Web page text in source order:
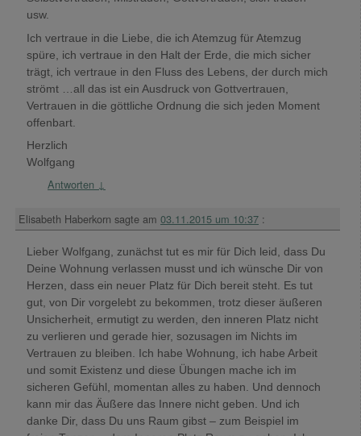
usw.
Ich vertraue in die Liebe, die ich Atemzug für Atemzug
spüre, ich vertraue in den Halt der Erde, die mich sicher
trägt, ich vertraue in den Fluss des Lebens, der durch mich
strömt …all das ist ein Ausdruck von Gottvertrauen,
Vertrauen in die göttliche Ordnung die sich jeden Moment
offenbart.
Herzlich
Wolfgang
Antworten ↓
Elisabeth Haberkorn sagte am 03.11.2015 um 10:37 :
Lieber Wolfgang, zunächst tut es mir für Dich leid, dass Du
Deine Wohnung verlassen musst und ich wünsche Dir von
Herzen, dass ein neuer Platz für Dich bereit steht. Es tut
gut, von Dir vorgelebt zu bekommen, trotz dieser äußeren
Unsicherheit, ermutigt zu werden, den inneren Platz nicht
zu verlieren und gerade hier, sozusagen im Nichts im
Vertrauen zu bleiben. Ich habe Wohnung, ich habe Arbeit
und somit Existenz und diese Übungen mache ich im
sicheren Gefühl, momentan alles zu haben. Und dennoch
kann mir das Äußere das Innere nicht geben. Und ich
danke Dir, dass Du uns Raum gibst – zum Beispiel im